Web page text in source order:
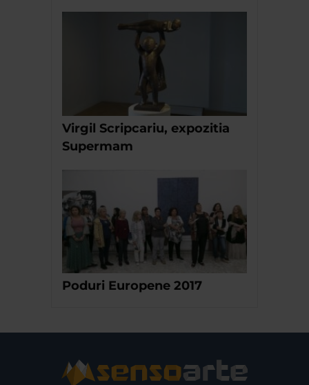
Virgil Scripcariu, expozitia
Supermam
Poduri Europene 2017